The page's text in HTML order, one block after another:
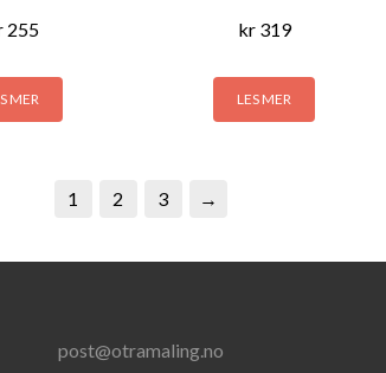
255
MER
kr319
LES MER
1 2 3 →
post@otramaling.no